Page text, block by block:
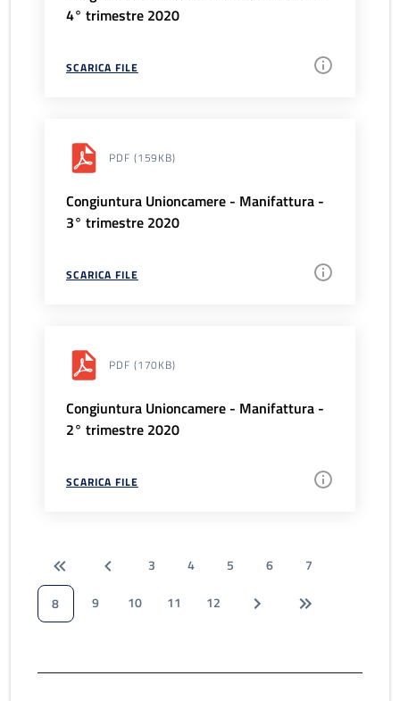
4° trimestre 2020
SCARICA FILE
PDF (159KB)
Congiuntura Unioncamere - Manifattura -
3° trimestre 2020
SCARICA FILE
PDF (170KB)
Congiuntura Unioncamere - Manifattura -
2° trimestre 2020
SCARICA FILE
3 4 5 6
7
8
9 10 11 12